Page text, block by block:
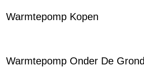
Warmtepomp Kopen
Warmtepomp Onder De Grond